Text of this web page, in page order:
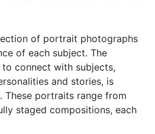
of portrait photographs
of each subject. The
to connect with subjects,
and stories, is
These portraits range from
staged compositions, each